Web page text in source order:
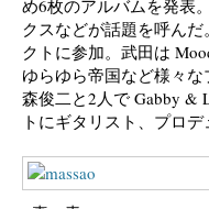
め6枚のアルバムを発表
クスなどが話題を呼ん
クトに参加。武田は
ゆらゆら帝国など様々
森俊二と2人で Gabby &
トにギタリスト、プロ